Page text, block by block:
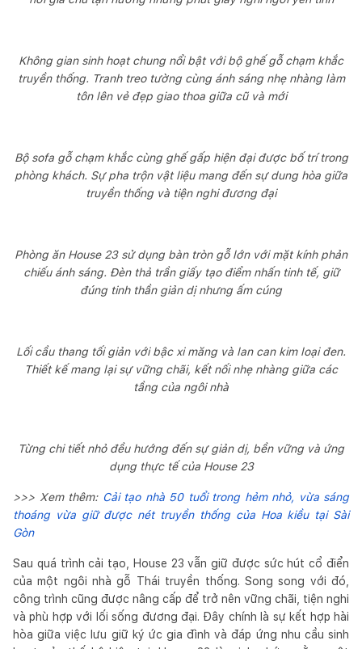
Không gian sinh hoạt chung nổi bật với bộ ghế gỗ chạm khắc
truyền thống. Tranh treo tường cùng ánh sáng nhẹ nhàng làm
tôn lên vẻ đẹp giao thoa giữa cũ và mới
Bộ sofa gỗ chạm khắc cùng ghế gấp hiện đại được bố trí trong
phòng khách. Sự pha trộn vật liệu mang đến sự dung hòa giữa
truyền thống và tiện nghi đương đại
Phòng ăn House 23 sử dụng bàn tròn gỗ lớn với mặt kính phản
chiếu ánh sáng. Đèn thả trần giấy tạo điểm nhấn tinh tế, giữ
đúng tinh thần giản dị nhưng ấm cúng
Lối cầu thang tối giản với bậc xi măng và lan can kim loại đen.
Thiết kế mang lại sự vững chãi, kết nối nhẹ nhàng giữa các
tầng của ngôi nhà
Từng chi tiết nhỏ đều hướng đến sự giản dị, bền vững và ứng
dụng thực tế của House 23
>>> Xem thêm: Cải tạo nhà 50 tuổi trong hẻm nhỏ, vừa sáng
thoáng vừa giữ được nét truyền thống của Hoa kiều tại Sài
Gòn
Sau quá trình cải tạo, House 23 vẫn giữ được sức hút cổ điển
của một ngôi nhà gỗ Thái truyền thống. Song song với đó,
công trình cũng được nâng cấp để trở nên vững chãi, tiện nghi
và phù hợp với lối sống đương đại. Đây chính là sự kết hợp hài
hòa giữa việc lưu giữ ký ức gia đình và đáp ứng nhu cầu sinh